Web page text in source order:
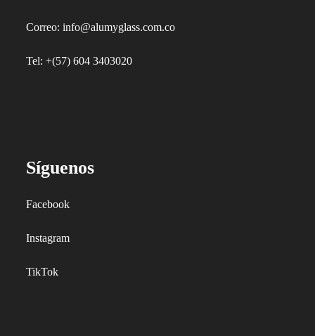
Correo: info@alumyglass.com.co
Tel: +(57) 604 3403020
Síguenos
Facebook
Instagram
TikTok